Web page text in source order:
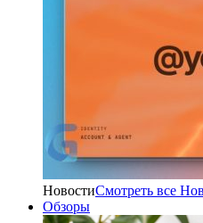
НовостиСмотреть все
Обзоры